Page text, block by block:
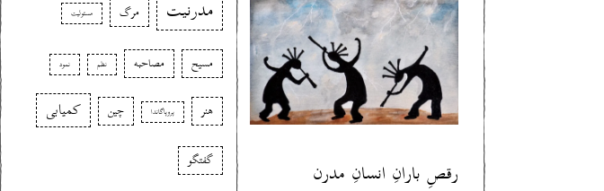
مدرنیت مرگ مسئولیت
مسیح مصاحبه نظم نمود
هنر پروپاگاندا چین کمیابی
گفتگو رقصِ بارانِ انسانِ مدرن